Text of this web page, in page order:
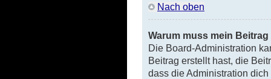
Nach oben
Warum muss mein
Die Board-Administration
Beitrag erstellt hast, die
dass die Administration